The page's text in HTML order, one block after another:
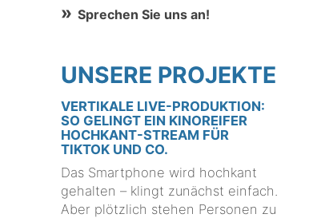
Sprechen Sie uns an!
UNSERE PROJEKTE
VERTIKALE LIVE-PRODUKTION:
SO GELINGT EIN KINOREIFER
HOCHKANT-STREAM FÜR
TIKTOK UND CO.
Das Smartphone wird hochkant
gehalten – klingt zunächst einfach.
Aber plötzlich stehen Personen zu